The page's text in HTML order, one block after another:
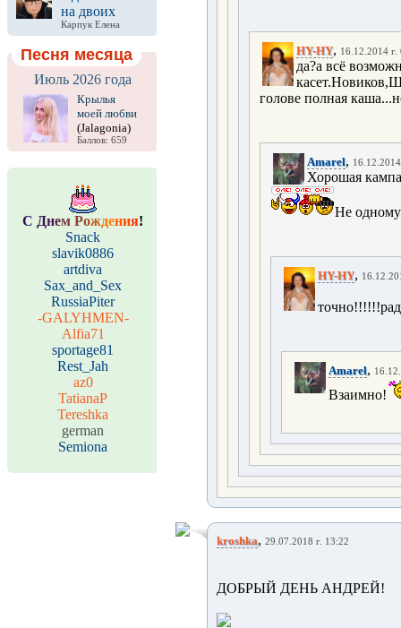
на двоих
Карпук Елена
Песня месяца
Июль 2026 года
Крылья
моей любви
(Jalagonia)
Баллов: 659
С Днем Рождения!
Snack
slavik0886
artdiva
Sax_and_Sex
RussiaPiter
-GALYHMEN-
Alfia71
sportage81
Rest_Jah
az0
TatianaP
Tereshka
german
Semiona
HY-HY, 16.12.2014 г.
да?а всё
голове полная
Amarel,
Хорошая
Не
HY-HY,
Amarel,
Взаимно!
kroshka, 29.07.2018 г. 13:22
ДОБРЫЙ ДЕНЬ АНДРЕЙ!